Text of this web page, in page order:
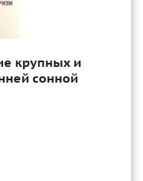
крупных и
сонной